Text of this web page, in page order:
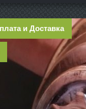
и Доставка